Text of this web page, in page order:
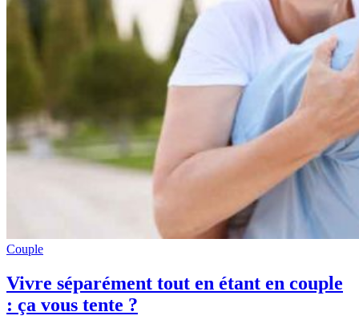
Couple
Vivre séparément tout en étant en couple
: ça vous tente ?